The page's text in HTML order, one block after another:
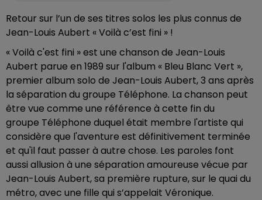
Retour sur l’un de ses titres solos les plus connus de
Jean-Louis Aubert « Voilà c’est fini » !
« Voilà c'est fini » est une chanson de Jean-Louis
Aubert parue en 1989 sur l'album « Bleu Blanc Vert »,
premier album solo de Jean-Louis Aubert, 3 ans après
la séparation du groupe Téléphone. La chanson peut
être vue comme une référence à cette fin du
groupe Téléphone duquel était membre l'artiste qui
considère que l'aventure est définitivement terminée
et qu'il faut passer à autre chose. Les paroles font
aussi allusion à une séparation amoureuse vécue par
Jean-Louis Aubert, sa première rupture, sur le quai du
métro, avec une fille qui s’appelait Véronique.